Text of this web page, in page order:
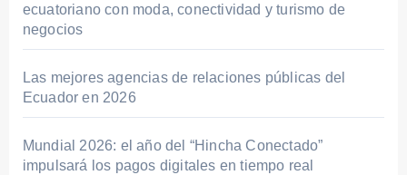
ecuatoriano con moda, conectividad y turismo de
negocios
Las mejores agencias de relaciones públicas del
Ecuador en 2026
Mundial 2026: el año del “Hincha Conectado”
impulsará los pagos digitales en tiempo real